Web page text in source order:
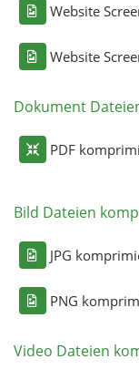
Website
Website
Dokument
PDF
Bild Dateien
JPG
PNG
Video Dateien